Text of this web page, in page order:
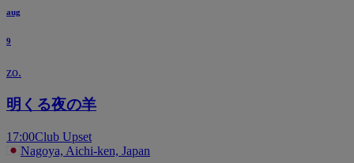
aug
9
zo.
明くる夜の羊
17:00Club Upset
Nagoya, Aichi-ken, Japan